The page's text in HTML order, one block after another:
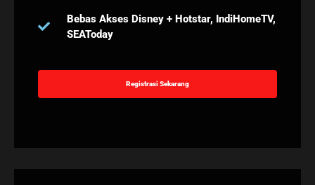
Bebas Akses Disney + Hotstar, IndiHomeTV,
SEAToday
Registrasi Sekarang